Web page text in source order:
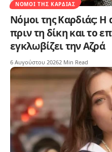
ΝΌΜΟΙ ΤΗΣ ΚΑΡΔΙΆΣ
Νόμοι της Καρδιάς: Η
πριν τη δίκη και το
εγκλωβίζει την Αζρά
6 Αυγούστου 20262 Min Read